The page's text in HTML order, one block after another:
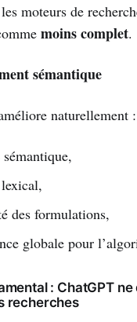
moteurs de
moins complet.
sémantique
naturellement :
des formulations,
globale pour
: ChatGPT
recherches